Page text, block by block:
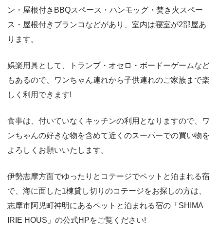
ン・屋根付きBBQスペース・ハンモッグ・焚き火スペー
ス・屋根付きブランコなどがあり、室内は寝室が2部屋あ
ります。
娯楽用具として、トランプ・オセロ・ボードーゲームなど
もあるので、ワンちゃん連れから子供連れのご家族まで楽
しく利用できます!
食事は、付いていなくキッチンの利用となりますので、ワ
ンちゃんの好きな物を含めて近くのスーパーでの買い物を
よろしくお願いいたします。
伊勢志摩方面でゆったりとコテージでペットと泊まれる宿
で、海に面した1棟貸し切りのコテージをお探しの方は、
志摩市阿児町神明にあるペットと泊まれる宿の「SHIMA
IRIE HOUS」の公式HPをご覧ください!